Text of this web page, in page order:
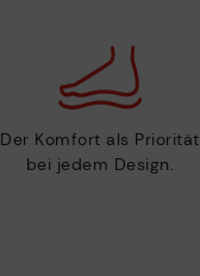
Der Komfort als Priorität
bei jedem Design.